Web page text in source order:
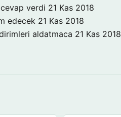
cevap verdi 21 Kas 2018
edecek 21 Kas 2018
aldatmaca 21 Kas 2018